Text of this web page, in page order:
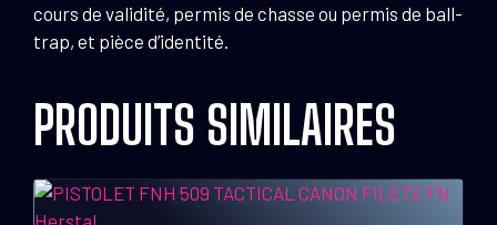
cours de validité, permis de chasse ou permis de ball-
trap, et pièce d’identité.
PRODUITS SIMILAIRES